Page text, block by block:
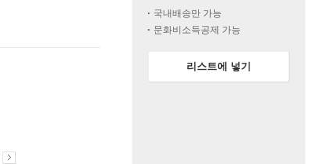
국내배송만 가능
문화비소득공제 가능
리스트에 넣기